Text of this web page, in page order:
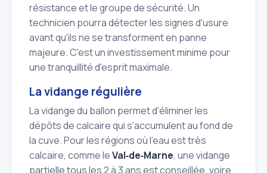
résistance et le groupe de sécurité. Un
technicien pourra détecter les signes d'usure
avant qu'ils ne se transforment en panne
majeure. C'est un investissement minime pour
une tranquillité d'esprit maximale.
La vidange régulière
La vidange du ballon permet d'éliminer les
dépôts de calcaire qui s'accumulent au fond de
la cuve. Pour les régions où l'eau est très
calcaire, comme leVal‑de‑Marne, une vidange
partielle tous les 2 à 3 ans est conseillée, voire